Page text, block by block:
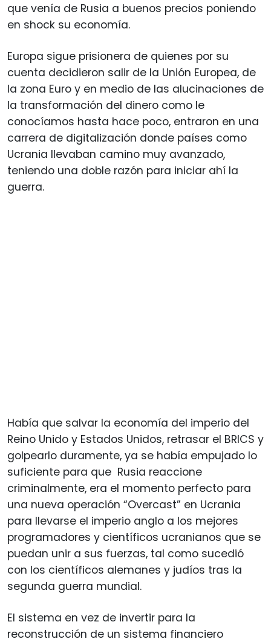
que venía de Rusia a buenos precios poniendo
en shock su economía.
Europa sigue prisionera de quienes por su
cuenta decidieron salir de la Unión Europea, de
la zona Euro y en medio de las alucinaciones de
la transformación del dinero como le
conocíamos hasta hace poco, entraron en una
carrera de digitalización donde países como
Ucrania llevaban camino muy avanzado,
teniendo una doble razón para iniciar ahí la
guerra.
Había que salvar la economía del imperio del
Reino Unido y Estados Unidos, retrasar el BRICS y
golpearlo duramente, ya se había empujado lo
suficiente para que Rusia reaccione
criminalmente, era el momento perfecto para
una nueva operación “Overcast” en Ucrania
para llevarse el imperio anglo a los mejores
programadores y científicos ucranianos que se
puedan unir a sus fuerzas, tal como sucedió
con los científicos alemanes y judíos tras la
segunda guerra mundial.
El sistema en vez de invertir para la
reconstrucción de un sistema financiero